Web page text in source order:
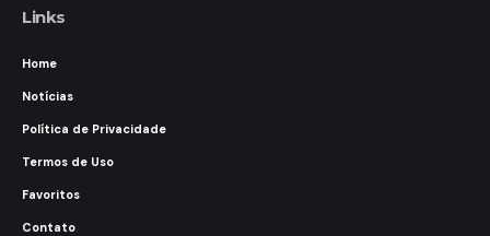
Links
Home
Notícias
Política de Privacidade
Termos de Uso
Favoritos
Contato